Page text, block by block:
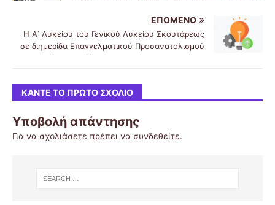
ΕΠΌΜΕΝΟ
Η Α΄ Λυκείου του Γενικού Λυκείου Σκουτάρεως
σε διημερίδα Επαγγελματικού Προσανατολισμού
ΚΆΝΤΕ ΤΟ ΠΡΏΤΟ ΣΧΌΛΙΟ
Υποβολή απάντησης
Για να σχολιάσετε πρέπει να συνδεθείτε.